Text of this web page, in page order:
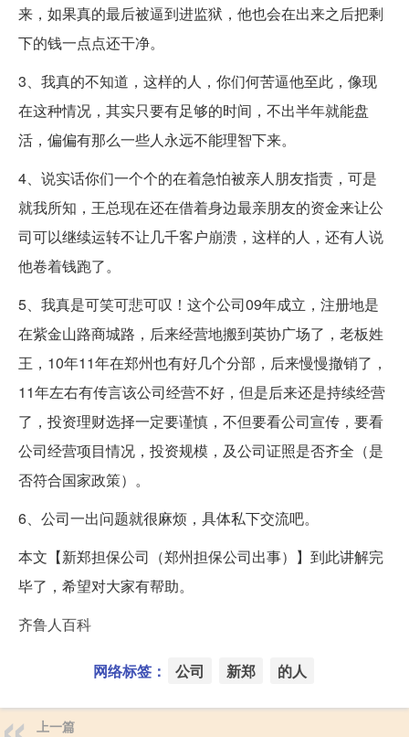
来，如果真的最后被逼到进监狱，他也会在出来之后把剩
下的钱一点点还干净。
3、我真的不知道，这样的人，你们何苦逼他至此，像现
在这种情况，其实只要有足够的时间，不出半年就能盘
活，偏偏有那么一些人永远不能理智下来。
4、说实话你们一个个的在着急怕被亲人朋友指责，可是
就我所知，王总现在还在借着身边最亲朋友的资金来让公
司可以继续运转不让几千客户崩溃，这样的人，还有人说
他卷着钱跑了。
5、我真是可笑可悲可叹！这个公司09年成立，注册地是
在紫金山路商城路，后来经营地搬到英协广场了，老板姓
王，10年11年在郑州也有好几个分部，后来慢慢撤销了，
11年左右有传言该公司经营不好，但是后来还是持续经营
了，投资理财选择一定要谨慎，不但要看公司宣传，要看
公司经营项目情况，投资规模，及公司证照是否齐全（是
否符合国家政策）。
6、公司一出问题就很麻烦，具体私下交流吧。
本文【新郑担保公司（郑州担保公司出事）】到此讲解完
毕了，希望对大家有帮助。
齐鲁人百科
网络标签： 公司 新郑 的人
上一篇